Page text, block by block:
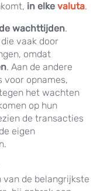
in elke valuta.
wachttijden.
vaak door
omdat
. Aan de andere
voor opnames,
het wachten
op hun
de transacties
eigen
van de belangrijkste